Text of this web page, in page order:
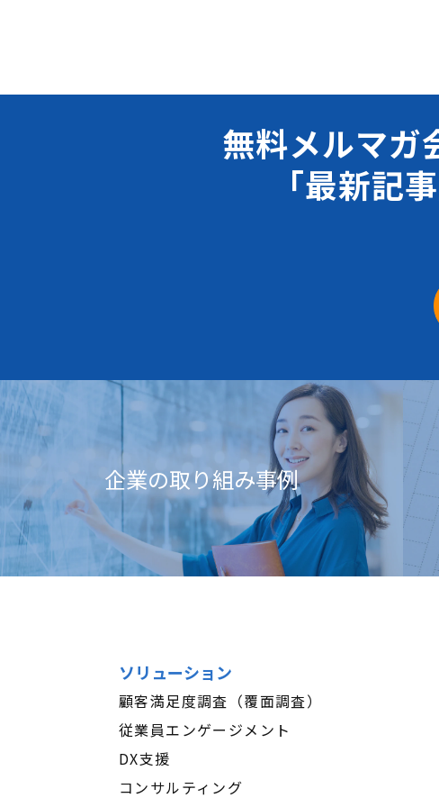
無料メルマガ
「最新記
企業の取り組み事例
ソリューション
顧客満足度調査（覆面調査）
従業員エンゲージメント
DX支援
コンサルティング